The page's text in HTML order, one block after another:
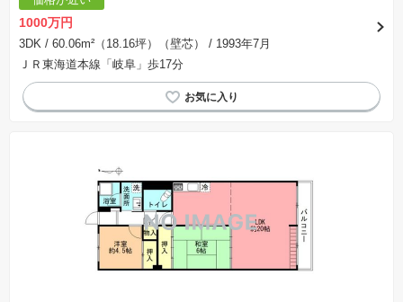
1000万円
3DK / 60.06m²（18.16坪）（壁芯）
/ 1993年7月
ＪＲ東海道本線「岐阜」歩17分